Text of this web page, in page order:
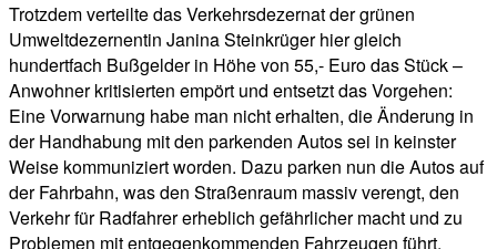
Trotzdem verteilte das Verkehrsdezernat der grünen
Umweltdezernentin Janina Steinkrüger hier gleich
hundertfach Bußgelder in Höhe von 55,- Euro das Stück –
Anwohner kritisierten empört und entsetzt das Vorgehen:
Eine Vorwarnung habe man nicht erhalten, die Änderung in
der Handhabung mit den parkenden Autos sei in keinster
Weise kommuniziert worden. Dazu parken nun die Autos auf
der Fahrbahn, was den Straßenraum massiv verengt, den
Verkehr für Radfahrer erheblich gefährlicher macht und zu
Problemen mit entgegenkommenden Fahrzeugen führt.